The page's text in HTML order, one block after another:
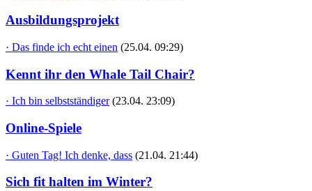
Ausbildungsprojekt
· Das finde ich echt einen (25.04. 09:29)
Kennt ihr den Whale Tail Chair?
· Ich bin selbstständiger (23.04. 23:09)
Online-Spiele
· Guten Tag! Ich denke, dass (21.04. 21:44)
Sich fit halten im Winter?